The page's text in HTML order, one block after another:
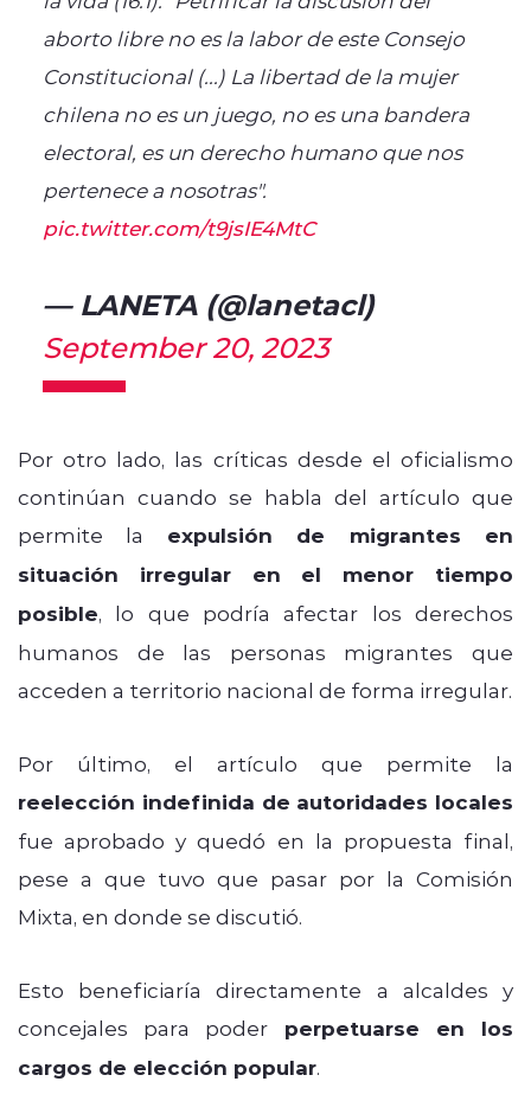
aborto libre no es la labor de este Consejo
Constitucional (...) La libertad de la mujer
chilena no es un juego, no es una bandera
electoral, es un derecho humano que nos
pertenece a nosotras".
pic.twitter.com/t9jsIE4MtC
— LANETA (@lanetacl)
September 20, 2023
Por otro lado, las críticas desde el oficialismo
continúan cuando se habla del artículo que
permite la expulsión de migrantes en
situación irregular en el menor tiempo
posible, lo que podría afectar los derechos
humanos de las personas migrantes que
acceden a territorio nacional de forma irregular.
Por último, el artículo que permite la
reelección indefinida de autoridades locales
fue aprobado y quedó en la propuesta final,
pese a que tuvo que pasar por la Comisión
Mixta, en donde se discutió.
Esto beneficiaría directamente a alcaldes y
concejales para poder perpetuarse en los
cargos de elección popular.